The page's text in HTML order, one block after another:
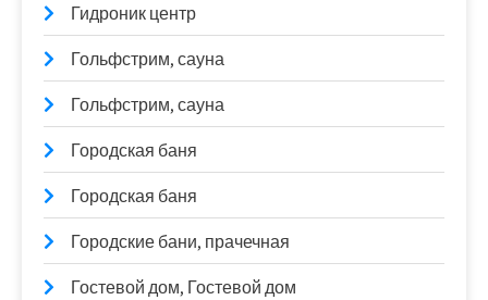
Гидроник центр
Гольфстрим, сауна
Гольфстрим, сауна
Городская баня
Городская баня
Городские бани, прачечная
Гостевой дом, Гостевой дом